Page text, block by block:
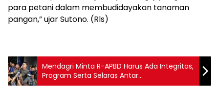
para petani dalam membudidayakan tanaman
pangan,” ujar Sutono. (Rls)
Mendagri Minta R-APBD Harus Ada Integritas,
Program Serta Selaras Antar
Kabupaten/Kota